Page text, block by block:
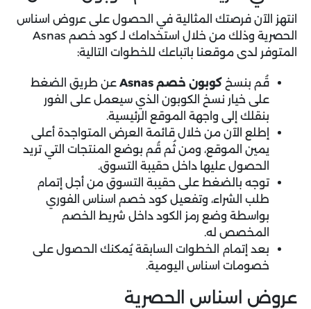
انتهز الآن فرصتك المثالية في الحصول على عروض اسناس
الحصرية وذلك من خلال استخدامك لـ كود خصم Asnas
المتوفر لدى موقعنا باتباعك للخطوات التالية:
قُم بنسخ كوبون خصم Asnas
عن طريق الضغط
على خيار نسخ الكوبون الذي سيعمل على الفور
بنقلك إلى واجهة الموقع الرئيسية.
إطلع الآن من خلال قائمة العرض المتواجدة أعلى
يمين الموقع، ومن ثُم قُم بوضع المنتجات التي تريد
الحصول عليها داخل حقيبة التسوق.
توجه بالضغط على حقيبة التسوق من أجل إتمام
طلب الشراء، وتفعيل كود خصم اسناس الفوري
بواسطة وضع رمز الكود داخل شريط الخصم
المخصص له.
بعد إتمام الخطوات السابقة يُمكنك الحصول على
خصومات اسناس اليومية.
عروض اسناس الحصرية